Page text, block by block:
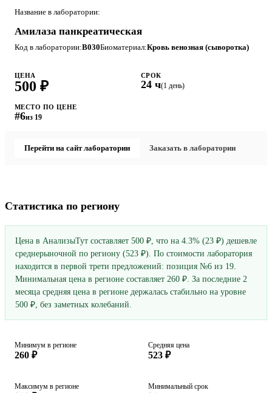
Название в лаборатории:
Амилаза панкреатическая
Код в лаборатории:B030Биоматериал:Кровь венозная (сыворотка)
ЦЕНА
500 ₽
СРОК
24 ч(1 день)
МЕСТО ПО ЦЕНЕ
#6из 19
Перейти на сайт лаборатории Заказать в лаборатории
Статистика по региону
Цена в АнализыТут составляет 500 ₽, что на 4.3% (23 ₽) дешевле
среднерыночной по региону (523 ₽). По стоимости лаборатория
находится в первой трети предложений: позиция №6 из 19.
Минимальная цена в регионе составляет 260 ₽. За последние 2
месяца средняя цена в регионе держалась стабильно на уровне
500 ₽, без заметных колебаний.
Минимум в регионе
260 ₽
Средняя цена
523 ₽
Максимум в регионе Минимальный срок